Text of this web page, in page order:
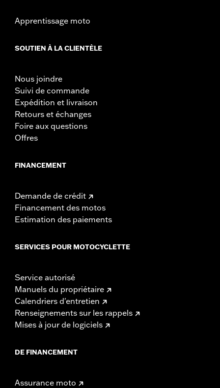
Apprentissage moto
SOUTIEN À LA CLIENTÈLE
Nous joindre
Suivi de commande
Expédition et livraison
Retours et échanges
Foire aux questions
Offres
FINANCEMENT
Demande de crédit
Financement des motos
Estimation des paiements
SERVICES POUR MOTOCYCLETTE
Service autorisé
Manuels du propriétaire
Calendriers d'entretien
Renseignements sur les rappels
Mises à jour de logiciels
DE FINANCEMENT
Assurance moto